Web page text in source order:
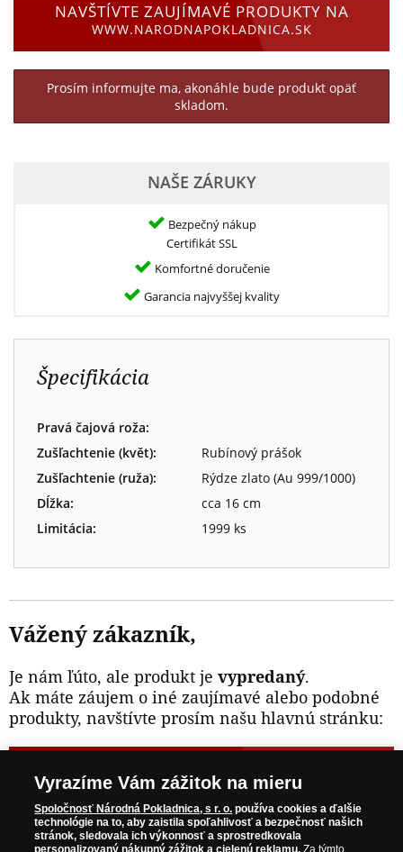
NAVŠTÍVTE ZAUJÍMAVÉ PRODUKTY NA
WWW.NARODNAPOKLADNICA.SK
Prosím informujte ma, akonáhle bude produkt opäť
skladom.
NAŠE ZÁRUKY
Bezpečný nákup
Certifikát SSL
Komfortné doručenie
Garancia najvyššej kvality
Špecifikácia
Pravá čajová roža:
Zušľachtenie (květ):
Rubínový prášok
Zušľachtenie (ruža):
Rýdze zlato (Au 999/1000)
Dĺžka:
cca 16 cm
Limitácia:
1999 ks
Vážený zákazník,
Je nám ľúto, ale produkt je vypredaný.
Ak máte záujem o iné zaujímavé alebo podobné
produkty, navštívte prosím našu hlavnú stránku:
WWW.NARODNAPOKLADNICA.SK
Prosím informujte ma, akonáhle bude produkt opäť
Vyrazíme Vám zážitok na mieru
Spoločnosť Národná Pokladnica, s r. o. používa cookies a ďalšie
technológie na to, aby zaistila spoľahlivosť a bezpečnosť našich
stránok, sledovala ich výkonnosť a sprostredkovala
personalizovaný nákupný zážitok a cielenú reklamu. Za týmto